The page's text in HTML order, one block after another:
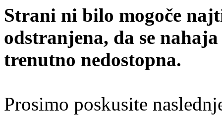
Strani ni bilo mogoče
odstranjena, da se
trenutno nedostopna.
Prosimo poskusite